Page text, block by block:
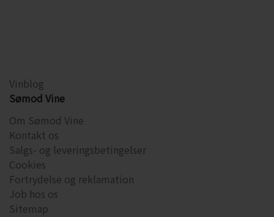
Vinblog
Sømod Vine
Om Sømod Vine
Kontakt os
Salgs- og leveringsbetingelser
Cookies
Fortrydelse og reklamation
Job hos os
Sitemap